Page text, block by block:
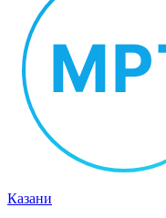
Казани